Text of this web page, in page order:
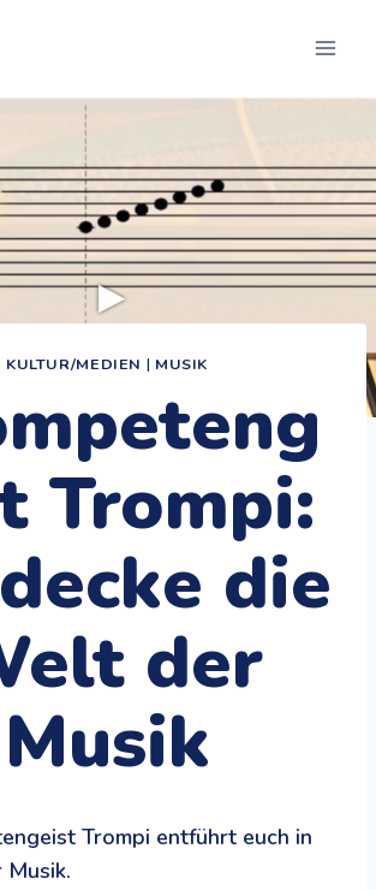
KULTUR/MEDIEN | MUSIK
Trompi:
die
der
Musik
Trompi entführt euch in